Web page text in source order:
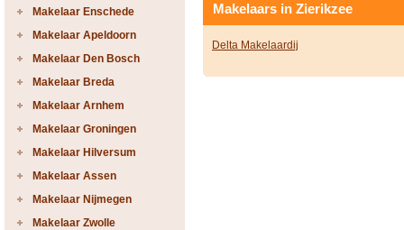
Makelaar Enschede
Makelaar Apeldoorn
Makelaar Den Bosch
Makelaar Breda
Makelaar Arnhem
Makelaar Groningen
Makelaar Hilversum
Makelaar Assen
Makelaar Nijmegen
Makelaar Zwolle
Makelaars in Zierikzee
Delta Makelaardij